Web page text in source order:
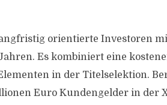
orientierte Investoren
Es kombiniert eine
in der Titelselektion.
Euro Kundengelder in der